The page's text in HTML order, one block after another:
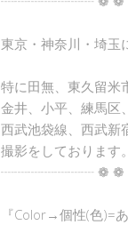
東京・神奈川・埼玉
特に田無、東久留米
金井、小平、練馬区、
西武池袋線、西武新
撮影をしております。
┈┈┈┈┈┈┈ ❁
『Color→個性(色)=